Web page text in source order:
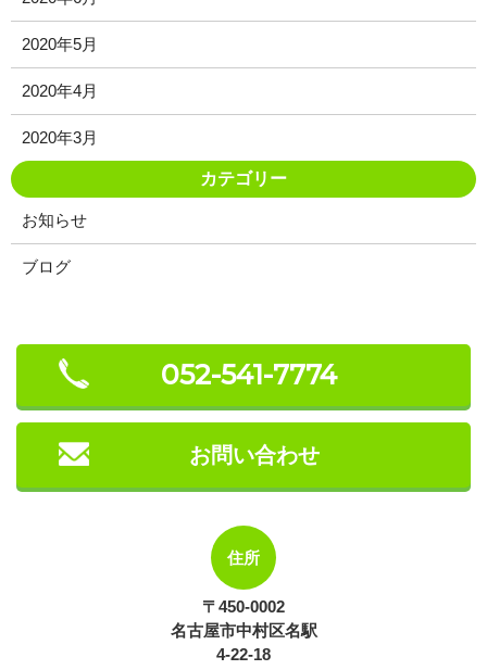
2020年5月
2020年4月
2020年3月
カテゴリー
お知らせ
ブログ
052-541-7774
お問い合わせ
住所
〒450-0002
名古屋市中村区名駅
4-22-18